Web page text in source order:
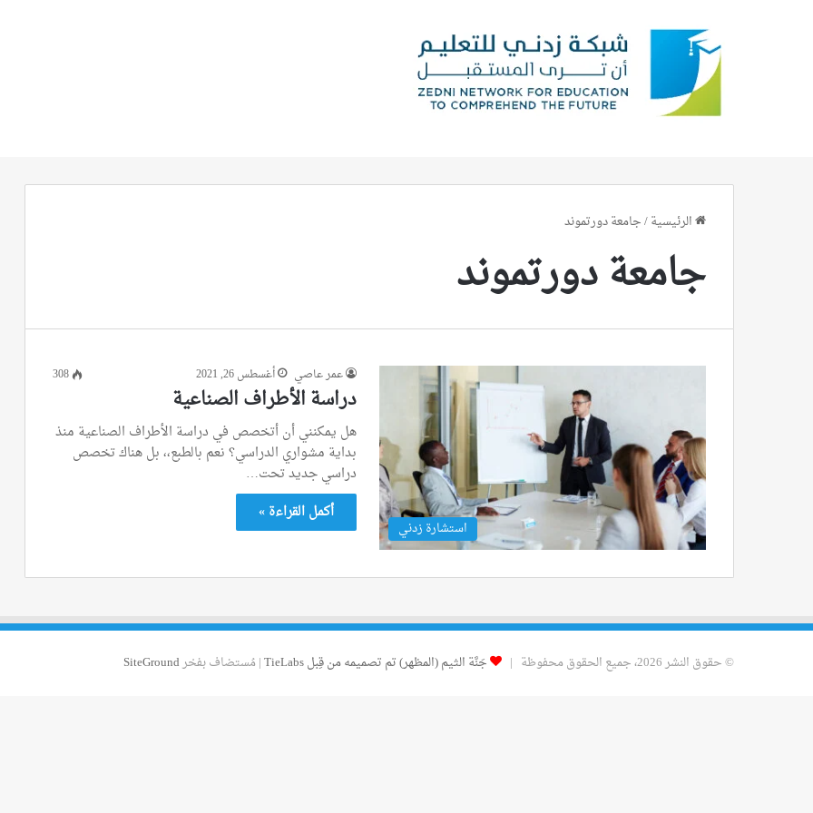
الرئيسية/جامعة دورتموند
جامعة دورتموند
استشارة زدني
عمر عاصي أغسطس 26, 2021 308
دراسة الأطراف الصناعية
هل يمكنني أن أتخصص في دراسة الأطراف الصناعية منذ
بداية مشواري الدراسي؟ نعم بالطبع،، بل هناك تخصص
دراسي جديد تحت…
أكمل القراءة »
© حقوق النشر 2026، جميع الحقوق محفوظة | جَنَّة الثيم (المظهر) تم تصميمه من قِبل TieLabs | مُستضاف بفخرSiteGround